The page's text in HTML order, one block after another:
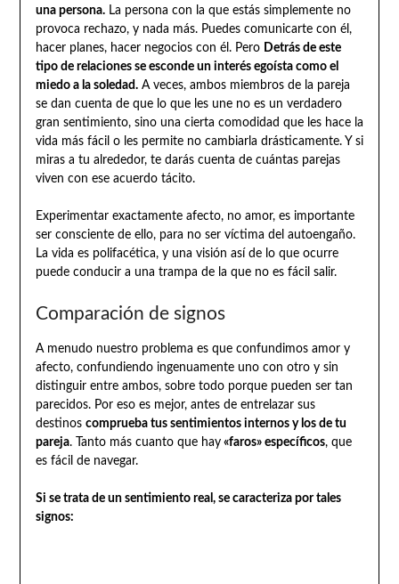
una persona.La persona con la que estás simplemente no
provoca rechazo, y nada más. Puedes comunicarte con él,
hacer planes, hacer negocios con él. Pero Detrás de este
tipo de relaciones se esconde un interés egoísta como el
miedo a la soledad.A veces, ambos miembros de la pareja
se dan cuenta de que lo que les une no es un verdadero
gran sentimiento, sino una cierta comodidad que les hace la
vida más fácil o les permite no cambiarla drásticamente. Y si
miras a tu alrededor, te darás cuenta de cuántas parejas
viven con ese acuerdo tácito.
Experimentar exactamente afecto, no amor, es importante
ser consciente de ello, para no ser víctima del autoengaño.
La vida es polifacética, y una visión así de lo que ocurre
puede conducir a una trampa de la que no es fácil salir.
Comparación de signos
A menudo nuestro problema es que confundimos amor y
afecto, confundiendo ingenuamente uno con otro y sin
distinguir entre ambos, sobre todo porque pueden ser tan
parecidos. Por eso es mejor, antes de entrelazar sus
destinos comprueba tus sentimientos internos y los de tu
pareja. Tanto más cuanto que hay«faros» específicos, que
es fácil de navegar.
Si se trata de un sentimiento real, se caracteriza por tales
signos: